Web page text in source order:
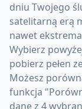
dniu Twojego
satelitarną erą
nawet ekstrema
Wybierz
pobierz pełen
Możesz
funkcja
dane z 4